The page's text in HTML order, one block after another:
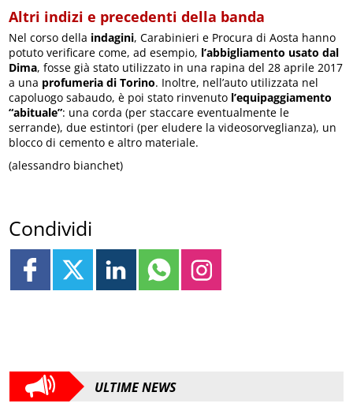
Altri indizi e precedenti della banda
Nel corso della indagini, Carabinieri e Procura di Aosta hanno
potuto verificare come, ad esempio, l’abbigliamento usato dal
Dima, fosse già stato utilizzato in una rapina del 28 aprile 2017
a una profumeria di Torino. Inoltre, nell’auto utilizzata nel
capoluogo sabaudo, è poi stato rinvenuto l’equipaggiamento
“abituale”: una corda (per staccare eventualmente le
serrande), due estintori (per eludere la videosorveglianza), un
blocco di cemento e altro materiale.
(alessandro bianchet)
Condividi
ULTIME NEWS